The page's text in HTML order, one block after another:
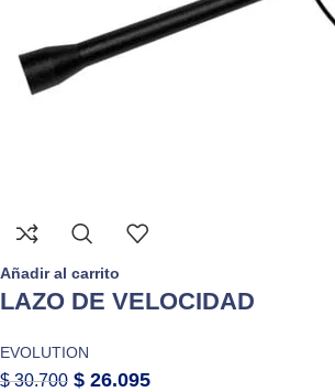
Añadir al carrito
LAZO DE VELOCIDAD
EVOLUTION
$30.700 $ 26.095